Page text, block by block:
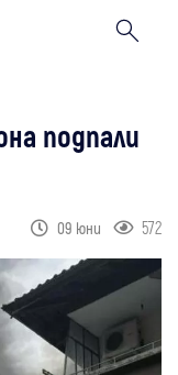
подпали
09 юни 572